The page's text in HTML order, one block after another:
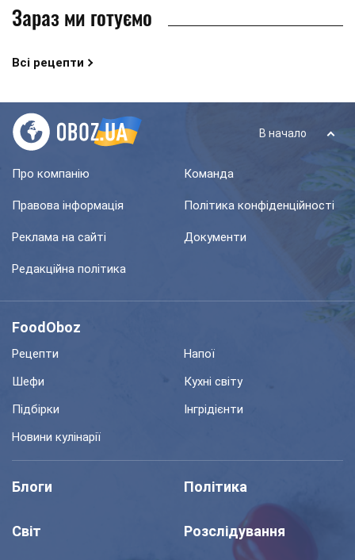
Зараз ми готуємо
Всі рецепти
В начало
Про компанію Команда
Правова інформація Політика конфіденційності
Реклама на сайті Документи
Редакційна політика
FoodOboz
Рецепти
Напої
Шефи
Кухні світу
Підбірки
Інгрідієнти
Новини кулінарії
Блоги Політика
Світ Розслідування